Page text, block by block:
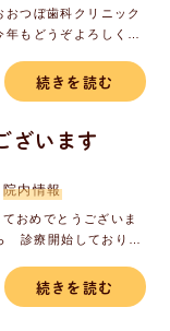
つぼ歯科クリニック
もどうぞよろしくお
訴で こちらへは初め
院のホームページで
せていた...
続きを読む
ざいます
院内情報
おめでとうございま
診療開始しておりま
スタッフ一同頑張っ
ますので本年もどうぞ
続きを読む